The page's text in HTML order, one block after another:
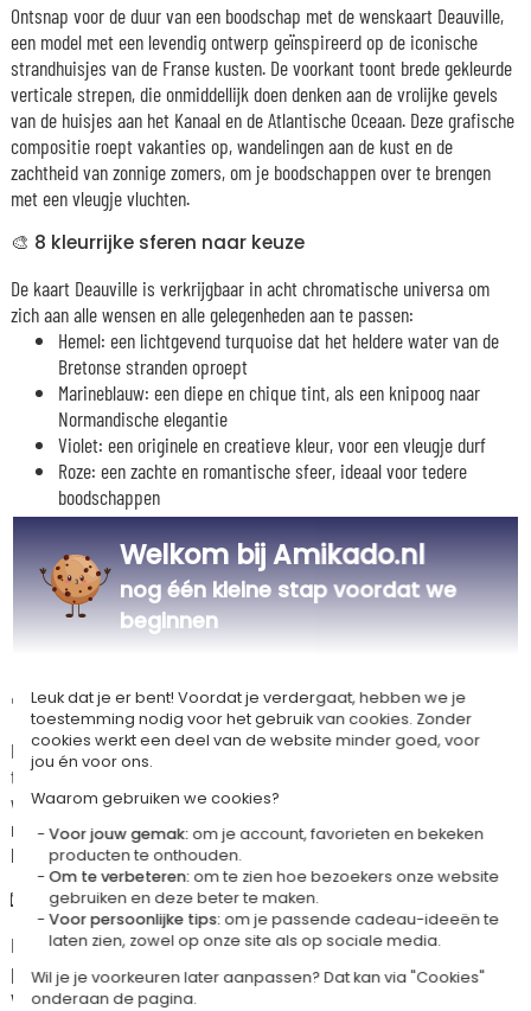
Ontsnap voor de duur van een boodschap met de wenskaart Deauville,
een model met een levendig ontwerp geïnspireerd op de iconische
strandhuisjes van de Franse kusten. De voorkant toont brede gekleurde
verticale strepen, die onmiddellijk doen denken aan de vrolijke gevels
van de huisjes aan het Kanaal en de Atlantische Oceaan. Deze grafische
compositie roept vakanties op, wandelingen aan de kust en de
zachtheid van zonnige zomers, om je boodschappen over te brengen
met een vleugje vluchten.
🎨 8 kleurrijke sferen naar keuze
De kaart Deauville is verkrijgbaar in acht chromatische universa om
zich aan alle wensen en alle gelegenheden aan te passen:
Hemel: een lichtgevend turquoise dat het heldere water van de
Bretonse stranden oproept
Marineblauw: een diepe en chique tint, als een knipoog naar
Normandische elegantie
Violet: een originele en creatieve kleur, voor een vleugje durf
Roze: een zachte en romantische sfeer, ideaal voor tedere
boodschappen
Rood: een warme en uitgesproken kleur, vol karakter
Oranje: een zonnige en vrolijke tint, die zonsondergangen boven
de oceaan oproept
Geel: een sprankelende en heldere kleur, om elke boodschap op
te vrolijken
✏️ Een kaart die je naar wens kunt personaliseren
Met de personaliseerbare voorkant kun je een unieke boodschap
toevoegen in het hart van de centrale cartouche: voornaam, lief woord,
wensen of titel naargelang de gelegenheid. Aan de binnenkant heb je de
mogelijkheid om te kiezen voor een gepersonaliseerde gedrukte
boodschap, of een leeg deel te behouden om met de hand te schrijven.
💌 Een ruimte voor je persoonlijke woorden
De linker binnenpagina blijft blanco en biedt een vrije ruimte voor een
persoonlijke en authentieke boodschap. Deze kaart past zich zo aan tal
van gelegenheden aan: verjaardag, Moederdag, Vaderdag, bedanking,
Welkom bij Amikado.nl
nog één kleine stap voordat we
beginnen
Leuk dat je er bent! Voordat je verdergaat, hebben we je
toestemming nodig voor het gebruik van cookies. Zonder
cookies werkt een deel van de website minder goed, voor
jou én voor ons.
Waarom gebruiken we cookies?
Voor jouw gemak:om je account, favorieten en bekeken
producten te onthouden.
Om te verbeteren:om te zien hoe bezoekers onze website
gebruiken en deze beter te maken.
Voor persoonlijke tips:om je passende cadeau-ideeën te
laten zien, zowel op onze site als op sociale media.
Wil je je voorkeuren later aanpassen? Dat kan via "Cookies"
onderaan de pagina.